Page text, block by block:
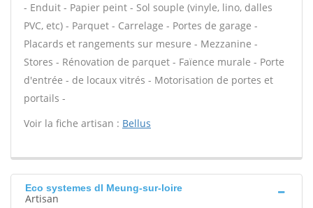
- Enduit - Papier peint - Sol souple (vinyle, lino, dalles
PVC, etc) - Parquet - Carrelage - Portes de garage -
Placards et rangements sur mesure - Mezzanine -
Stores - Rénovation de parquet - Faïence murale - Porte
d'entrée - de locaux vitrés - Motorisation de portes et
portails -
Voir la fiche artisan : Bellus
Eco systemes dl Meung-sur-loire
Artisan